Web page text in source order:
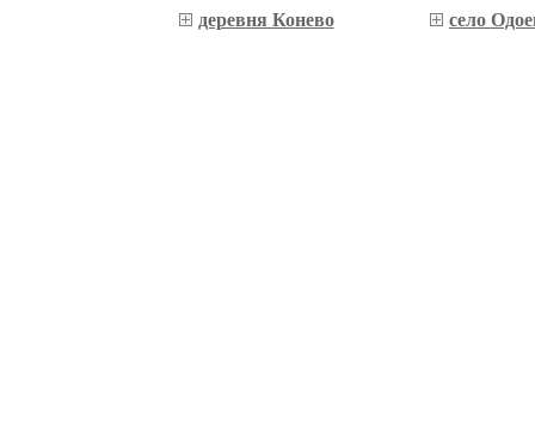
деревня Конево село